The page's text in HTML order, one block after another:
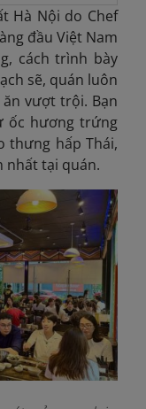
Hà Nội do Chef
đầu Việt Nam
cách trình bày
sẽ, quán luôn
vượt trội. Bạn
ốc hương trứng
thưng hấp Thái,
nhất tại quán.